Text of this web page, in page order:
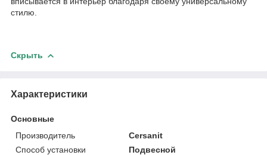
стилю.
Скрыть
Характеристики
Основные
Производитель
Cersanit
Способ установки
Подвесной